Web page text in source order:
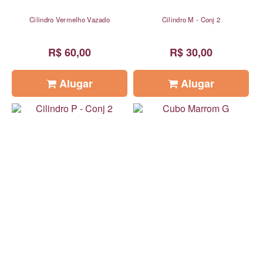
Cilindro Vermelho Vazado
R$ 60,00
Alugar
Cilindro M - Conj 2
R$ 30,00
Alugar